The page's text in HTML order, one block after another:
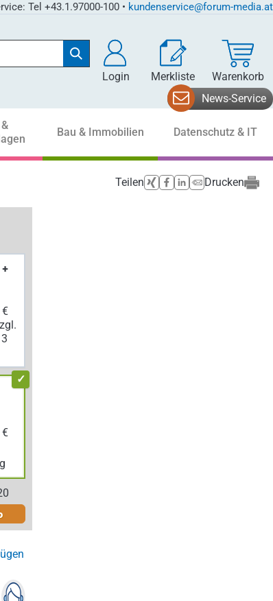
Tel +43.1.97000-100 • kundenservice@forum-media.at
Login Merkliste Warenkorb
News-Service
Bau & Immobilien Datenschutz & IT
3
Teilen Drucken